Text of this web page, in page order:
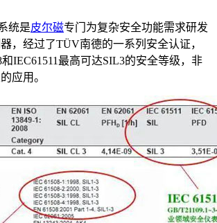
统是皮尔磁专门为复杂安全功能需求研发
，经过了TÜV南德的一系列安全认证，
IEC61511最高可达SIL3的安全等级，非
应用。